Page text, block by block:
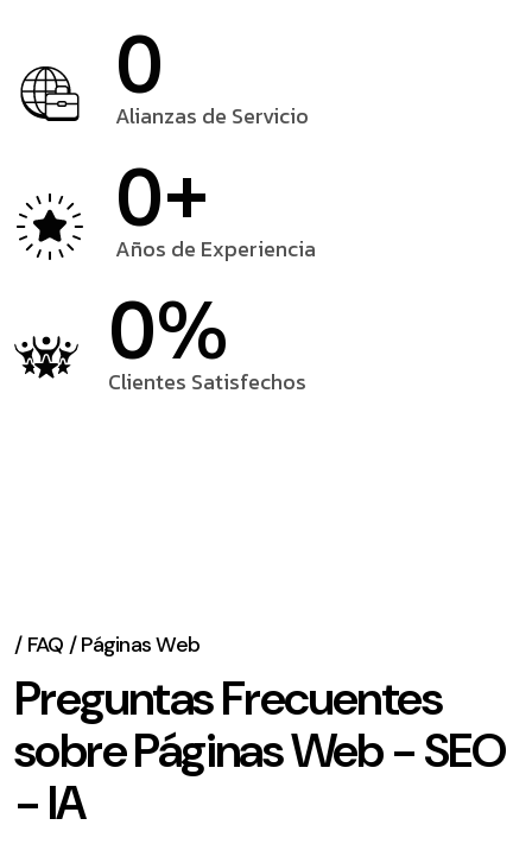
0
Alianzas de Servicio
0+
Años de Experiencia
0%
Clientes Satisfechos
/ FAQ / Páginas Web
Preguntas Frecuentes
sobre Páginas Web - SEO
- IA